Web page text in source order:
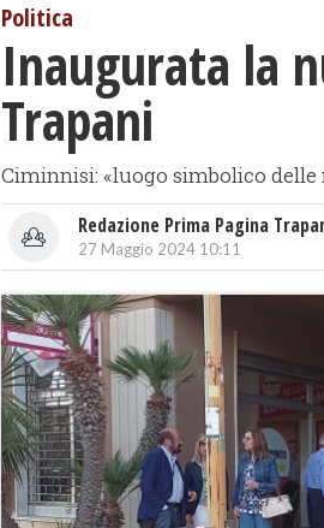
Politica
Inaugurata la
Trapani
Ciminnisi: «luogo simbolico
Redazione Prima Pagina
27 Maggio 2024 10:11